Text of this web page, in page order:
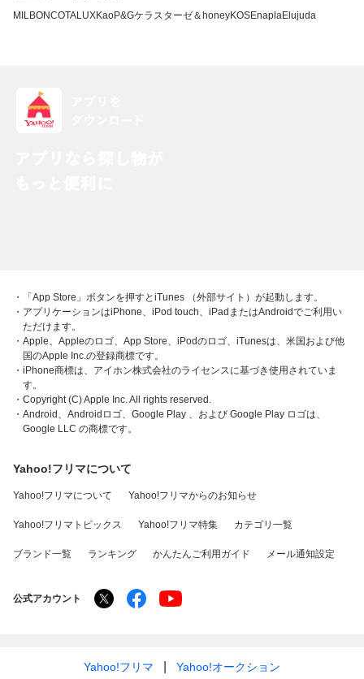
MILBONCOTALUXKaoP&Gケラスターゼ＆honeyKOSEnaplaElujuda
・「App Store」ボタンを押すとiTunes （外部サイト）が起動します。
・アプリケーションはiPhone、iPod touch、iPadまたはAndroidでご利用い
ただけます。
・Apple、Appleのロゴ、App Store、iPodのロゴ、iTunesは、米国および他
国のApple Inc.の登録商標です。
・iPhone商標は、アイホン株式会社のライセンスに基づき使用されていま
す。
・Copyright (C) Apple Inc. All rights reserved.
・Android、Androidロゴ、Google Play 、および Google Play ロゴは、
Google LLC の商標です。
Yahoo!フリマについて
Yahoo!フリマについて Yahoo!フリマからのお知らせ
Yahoo!フリマトピックス Yahoo!フリマ特集 カテゴリ一覧
ブランド一覧 ランキング かんたんご利用ガイド メール通知設定
公式アカウント
Yahoo!フリマ Yahoo!オークション